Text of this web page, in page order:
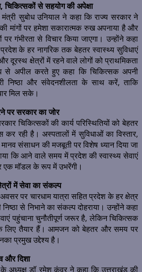
से सहयोग की अपेक्षा
सुबोध उनियाल ने कहा कि राज्य सरकार ने
मांगों पर हमेशा सकारात्मक रुख अपनाया है और
गंभीरता से विचार किया जाएगा। उन्होंने कहा
के हर नागरिक तक बेहतर स्वास्थ्य सुविधाएं
दूरस्थ क्षेत्रों में रहने वाले लोगों को प्राथमिकता
से अपील करते हुए कहा कि चिकित्सक अपनी
पूरी निष्ठा और संवेदनशीलता के साथ करें, ताकि
मिल सके।
पर सरकार का जोर
चिकित्सकों की कार्य परिस्थितियों को बेहतर
कर रही है। अस्पतालों में सुविधाओं का विस्तार,
संसाधन की मजबूती पर विशेष ध्यान दिया जा
कि आने वाले समय में प्रदेश की स्वास्थ्य सेवाएं
मॉडल के रूप में उभरेंगी।
में सेवा का संकल्प
पर चारधाम यात्रा सहित प्रदेश के हर क्षेत्र
निष्ठा से निभाने का संकल्प दोहराया। उन्होंने कहा
पहुंचाना चुनौतीपूर्ण जरूर है, लेकिन चिकित्सक
लिए तैयार हैं। आमजन को बेहतर और समय पर
प्रमुख उद्देश्य है।
और दिशा
के अध्यक्ष डॉ रमेश कुंवर ने कहा कि उत्तराखंड की